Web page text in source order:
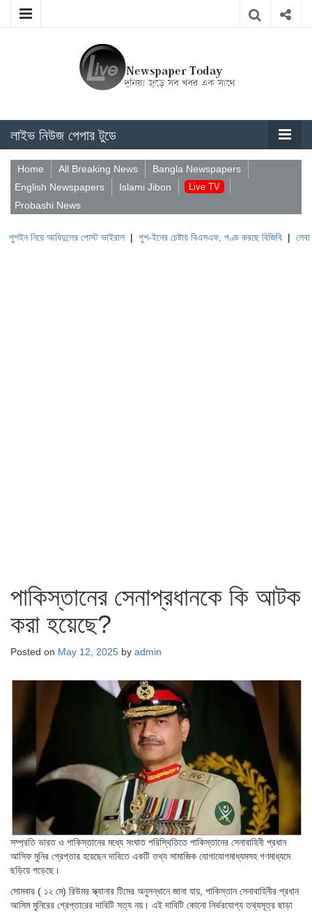
লাইভ নিউজ পেপার টুডে
Home All Breaking News
Bangla Newspapers
English Newspapers
Islami Jibon Live TV
Probashi News
আবিদুলের পোস্ট ভাইরাল| পুশ-ইনের চেষ্টায় বিএসএফ, পণ্ড করছে বিজিবি|লেবাননের
পাকিস্তানের সেনাপ্রধানকে কি আটক
করা হয়েছে?
Posted on May 12, 2025 by admin
সম্প্রতি ভারত ও পাকিস্তানের মধ্যে সংঘাত পরিস্থিতিতে পাকিস্তানের সেনাবাহিনী প্রধান
আসিফ মুনির গ্রেপ্তার হয়েছেন দাবিতে একটি তথ্য সামাজিক যোগাযোগমাধ্যমসহ গণমাধ্যমে
ছড়িয়ে পড়েছে।
সোমবার ( ১২ মে) রিউমর স্ক্যানার টিমের অনুসন্ধানে জানা যায়, পাকিস্তান সেনাবাহিনীর প্রধান
আসিম মুনিরের গ্রেপ্তারের দাবিটি সত্য নয়। এই দাবিটি কোনো নির্ভরযোগ্য তথ্যসূত্র ছাড়া